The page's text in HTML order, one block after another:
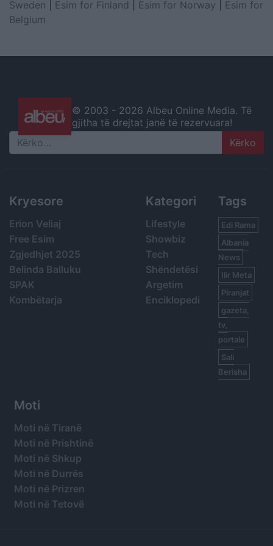
Sweden
Esim for Finland Esim for Norway
Esim for
Belgium
© 2003 - 2026 Albeu Online Media. Të
gjitha të drejtat janë të rezervuara!
Search
Kryesore
Erion Veliaj
Free Esim
Zgjedhjet 2025
Belinda Balluku
SPAK
Kombëtarja
Kategori
Lifestyle
Showbiz
Tech
Shëndetësi
Argetim
Enciklopedi
Tags
Edi Rama
Albania
News
Ilir Meta
Piranjat
gazeta,
tv,
portale
Sali
Berisha
Moti
Moti në Tiranë
Moti në Prishtinë
Moti në Shkup
Moti në Durrës
Moti në Prizren
Moti në Tetovë